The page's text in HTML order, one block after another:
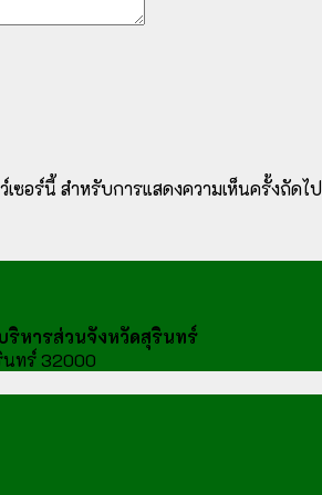
ซอร์นี้ สำหรับการแสดงความเห็นครั้งถัดไป
ริหารส่วนจังหวัดสุรินทร์
นทร์ 32000